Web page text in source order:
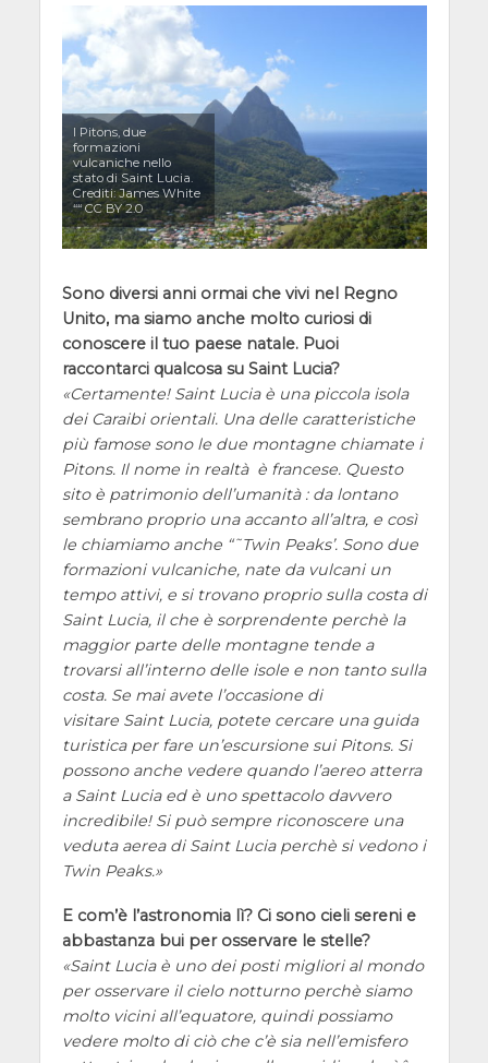
I Pitons, due
formazioni
vulcaniche nello
stato di Saint Lucia.
Crediti: James White
““ CC BY 2.0
Sono diversi anni ormai che vivi nel Regno
Unito, ma siamo anche molto curiosi di
conoscere il tuo paese natale. Puoi
raccontarci qualcosa su Saint Lucia?
Certamente! Saint Lucia è una piccola isola
dei Caraibi orientali. Una delle caratteristiche
più famose sono le due montagne chiamate i
Pitons. Il nome in realtà è francese. Questo
sito è patrimonio dell’umanità : da lontano
sembrano proprio una accanto all’altra, e così
le chiamiamo anche “˜Twin Peaks’. Sono due
formazioni vulcaniche, nate da vulcani un
tempo attivi, e si trovano proprio sulla costa di
Saint Lucia, il che è sorprendente perchè la
maggior parte delle montagne tende a
trovarsi all’interno delle isole e non tanto sulla
costa. Se mai avete l’occasione di
visitare Saint Lucia, potete cercare una guida
turistica per fare un’escursione sui Pitons. Si
possono anche vedere quando l’aereo atterra
a Saint Lucia ed è uno spettacolo davvero
incredibile! Si può sempre riconoscere una
veduta aerea di Saint Lucia perchè si vedono i
Twin Peaks.
E com’è l’astronomia lì? Ci sono cieli sereni e
abbastanza bui per osservare le stelle?
Saint Lucia è uno dei posti migliori al mondo
per osservare il cielo notturno perchè siamo
molto vicini all’equatore, quindi possiamo
vedere molto di ciò che c’è sia nell’emisfero